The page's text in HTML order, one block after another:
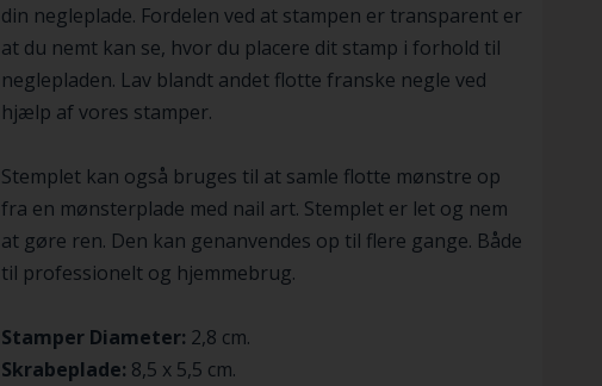
din negleplade. Fordelen ved at stampen er transparent er
at du nemt kan se, hvor du placere dit stamp i forhold til
neglepladen. Lav blandt andet flotte franske negle ved
hjælp af vores stamper.
Stemplet kan også bruges til at samle flotte mønstre op
fra en mønsterplade med nail art. Stemplet er let og nem
at gøre ren. Den kan genanvendes op til flere gange. Både
til professionelt og hjemmebrug.
Stamper Diameter: 2,8 cm.
Skrabeplade: 8,5 x 5,5 cm.